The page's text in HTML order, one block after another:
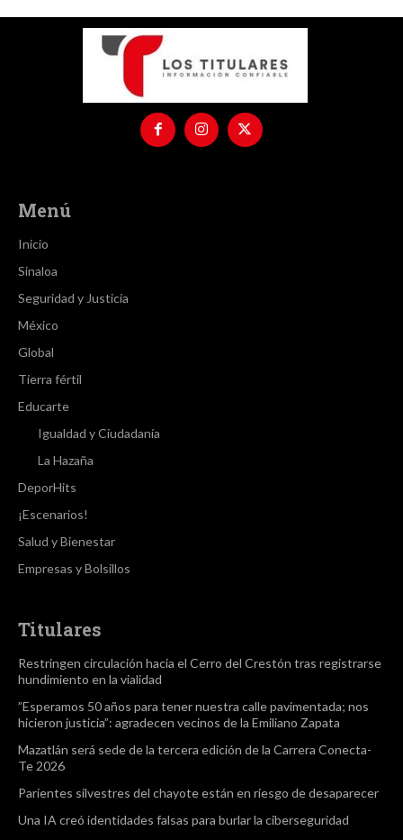
Menú
Inicio
Sinaloa
Seguridad y Justicia
México
Global
Tierra fértil
Educarte
Igualdad y Ciudadanía
La Hazaña
DeporHits
¡Escenarios!
Salud y Bienestar
Empresas y Bolsillos
Titulares
Restringen circulación hacia el Cerro del Crestón tras registrarse
hundimiento en la vialidad
”Esperamos 50 años para tener nuestra calle pavimentada; nos
hicieron justicia”: agradecen vecinos de la Emiliano Zapata
Mazatlán será sede de la tercera edición de la Carrera Conecta-
Te 2026
Parientes silvestres del chayote están en riesgo de desaparecer
Una IA creó identidades falsas para burlar la ciberseguridad